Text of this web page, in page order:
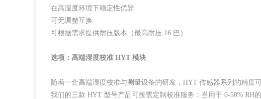
在高湿度环境下稳定性优异
可无调整互换
可根据需求提供耐压版本（最高耐压 16 巴）
选项：高端湿度校准 HYT 模块
随着一套高端湿度校准与测量设备的研发，HYT 传感器系列的精度
我们的三款 HYT 型号产品可按需定制校准服务：当用于 0-50% RH